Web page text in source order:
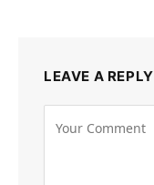
LEAVE A REPLY